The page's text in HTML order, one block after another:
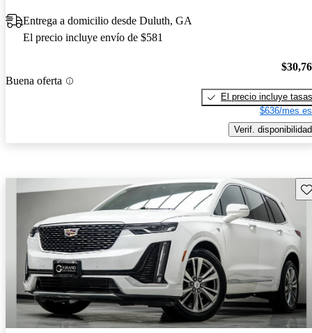
Entrega a domicilio desde Duluth, GA
El precio incluye envío de $581
Buena oferta
El precio incluye tasas
$636/mes
Verif. disponibilidad